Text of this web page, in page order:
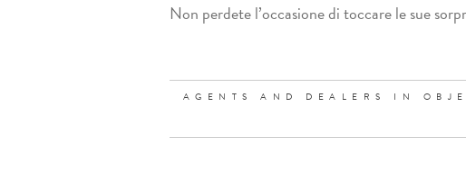
Non perdete l’occasione di toccare le sue
AGENTS AND DEALERS IN